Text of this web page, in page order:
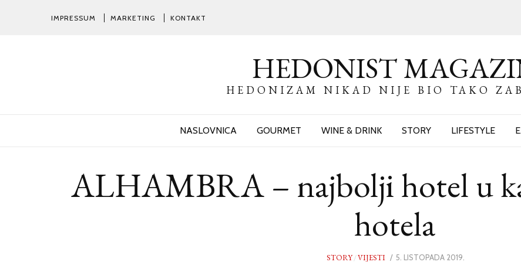
IMPRESSUM MARKETING KONTAKT
HEDONIST
HEDONIZAM NIKAD NIJE BIO TAKO
NASLOVNICA GOURMET WINE & DRINK STORY LIFESTYLE
ALHAMBRA – najbolji hotel u
hotela
STORY /VIJESTI
POSTED
5. LISTOPADA 2019.